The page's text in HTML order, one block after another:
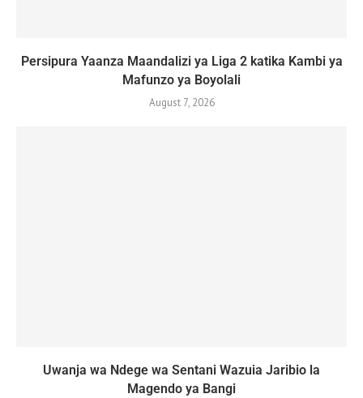
Persipura Yaanza Maandalizi ya Liga 2 katika Kambi ya
Mafunzo ya Boyolali
August 7, 2026
Uwanja wa Ndege wa Sentani Wazuia Jaribio la
Magendo ya Bangi